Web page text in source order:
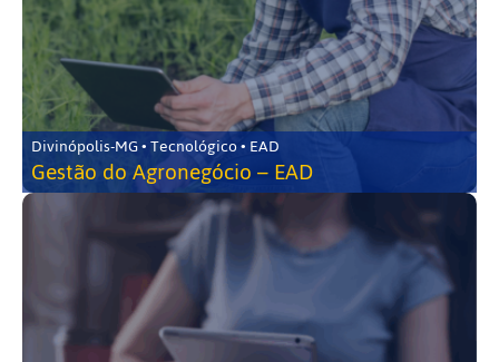
Divinópolis-MG • Tecnológico • EAD
Gestão do Agronegócio – EAD